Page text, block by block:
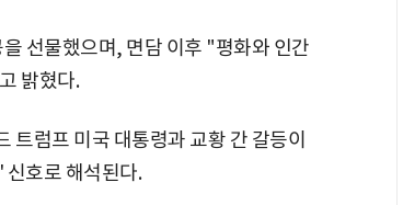
선물했으며, 면담 이후 "평화와 인간
밝혔다.
트럼프 미국 대통령과 교황 간 갈등이
호로 해석된다.